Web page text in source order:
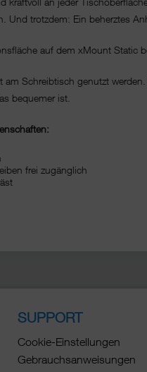
Und trotzdem: Ein beherztes
auf dem xMount Static
am Schreibtisch genutzt
bequemer ist.
frei zugänglich
SUPPORT
Cookie-Einstellungen
Gebrauchsanweisungen